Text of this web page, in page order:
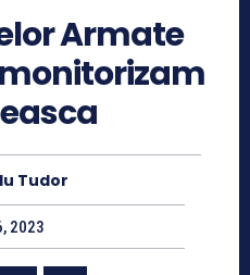
Armate
Tudor
2023